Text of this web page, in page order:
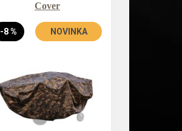
Cover
-8 % NOVINKA